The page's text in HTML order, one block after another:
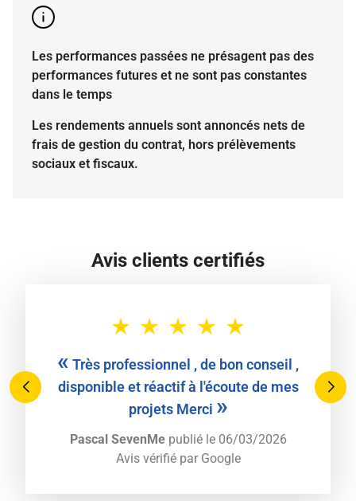
Les performances passées ne présagent pas des
performances futures et ne sont pas constantes
dans le temps
Les rendements annuels sont annoncés nets de
frais de gestion du contrat, hors prélèvements
sociaux et fiscaux.
Avis clients certifiés
« Très professionnel , de bon conseil ,
disponible et réactif à l'écoute de mes
projets Merci »
Pascal SevenMepublié le 06/03/2026
Avis vérifié par Google